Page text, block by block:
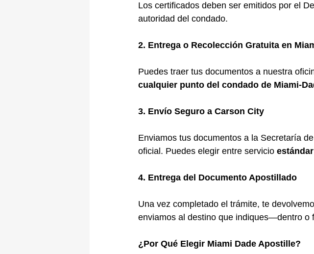
Los certificados deben ser emitidos por el
autoridad del condado.
2. Entrega o Recolección Gratuita en
Puedes traer tus documentos a nuestra
cualquier punto del condado de Miami-
3. Envío Seguro a Carson City
Enviamos tus documentos a la Secretaría
oficial. Puedes elegir entre servicio
4. Entrega del Documento Apostillado
Una vez completado el trámite, te
enviamos al destino que indiques—dentro o
¿Por Qué Elegir Miami Dade Apostille?